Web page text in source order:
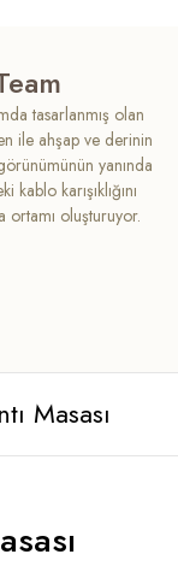
tasarlanmış olan
ile ahşap ve derinin
yanında
karışıklığını
ortamı oluşturuyor.
Masası